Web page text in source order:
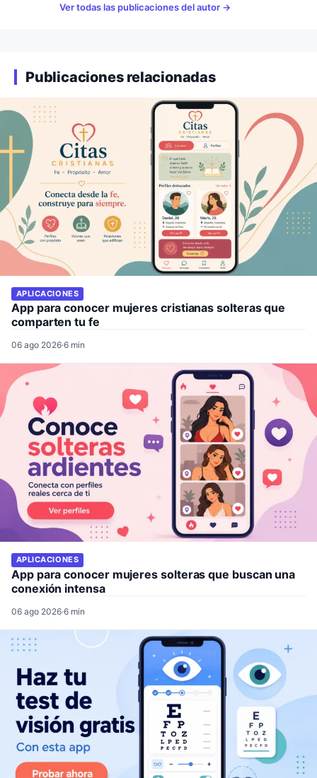
Ver todas las publicaciones del autor
Publicaciones relacionadas
APLICACIONES
App para conocer mujeres cristianas solteras que
comparten tu fe
06 ago 2026·6 min
APLICACIONES
App para conocer mujeres solteras que buscan una
conexión intensa
06 ago 2026·6 min